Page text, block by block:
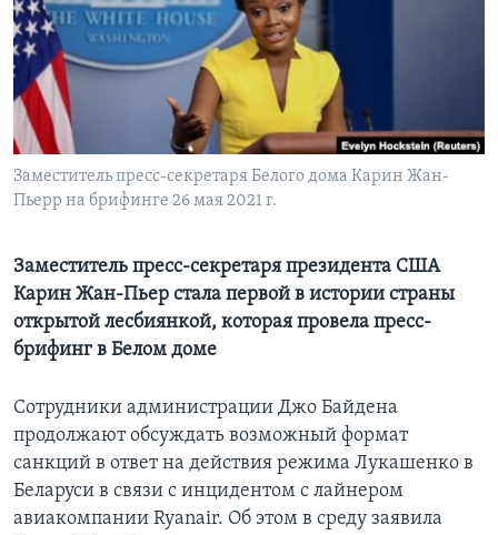
Learning English
СОЦИАЛЬНЫЕ СЕТИ
Языки
Заместитель пресс-секретаря Белого дома Карин Жан-
Пьерр на брифинге 26 мая 2021 г.
Заместитель пресс-секретаря президента США
Карин Жан-Пьер стала первой в истории страны
открытой лесбиянкой, которая провела пресс-
брифинг в Белом доме
Сотрудники администрации Джо Байдена
продолжают обсуждать возможный формат
санкций в ответ на действия режима Лукашенко в
Беларуси в связи с инцидентом с лайнером
авиакомпании Ryanair. Об этом в среду заявила